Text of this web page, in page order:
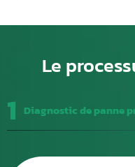
Le
1 Diagnostic de panne